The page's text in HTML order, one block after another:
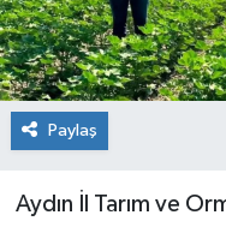
Paylaş
Aydın İl Tarım ve